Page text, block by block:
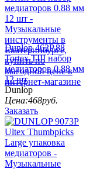
Dunlop 462P.88
Tortex TIII набор
медиаторов 0.88 мм
12 шт
Dunlop
Цена:468руб.
Заказать